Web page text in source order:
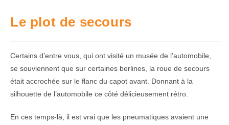
Le plot de secours
Certains d’entre vous, qui ont visité un musée de l’automobile,
se souviennent que sur certaines berlines, la roue de secours
était accrochée sur le flanc du capot avant. Donnant à la
silhouette de l’automobile ce côté délicieusement rétro.
En ces temps-là, il est vrai que les pneumatiques avaient une